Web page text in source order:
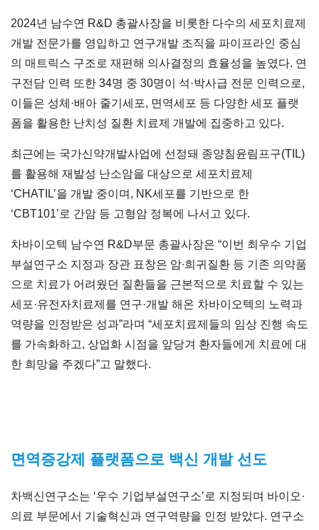
2024년 남수연 R&D 총괄사장을 비롯한 다수의 세포치료제
개발 전문가를 영입하고 연구개발 조직을 파이프라인 중심
의 매트릭스 구조로 재편해 의사결정의 효율성을 높였다. 연
구전담 인력 또한 34명 중 30명이 석·박사급 전문 인력으로,
이들은 성체·배아 줄기세포, 면역세포 등 다양한 세포 플랫
폼을 활용한 난치성 질환 치료제 개발에 집중하고 있다.
최근에는 국가신약개발사업에 선정돼 종양침윤림프구(TIL)
를 활용해 재발성 난소암을 대상으로 세포치료제
‘CHATIL’을 개발 중이며, NK세포를 기반으로 한
‘CBT101’로 간암 등 고형암 정복에 나서고 있다.
차바이오텍 남수연 R&D부문 총괄사장은 “이번 최우수 기업
부설연구소 지정과 장관 표창은 암∙희귀질환 등 기존 의약품
으로 치료가 어려웠던 질환들을 근본적으로 치료할 수 있는
세포·유전자치료제를 연구·개발 해온 차바이오텍의 노력과
역량을 인정받은 성과”라며 “세포치료제들의 임상 진행 속도
를 가속화하고, 상업화 시점을 앞당겨 환자들에게 치료에 대
한 희망을 주겠다”고 말했다.
면역증강제 플랫폼으로 백신 개발 선도
차백신연구소는 ‘우수 기업부설연구소’로 지정되며 바이오·
의료 부문에서 기술혁신과 연구역량을 인정 받았다. 연구소